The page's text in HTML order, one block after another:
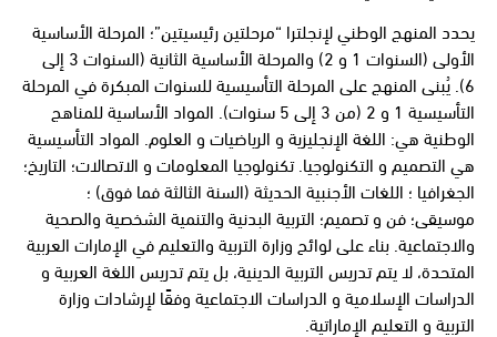
يحدد المنهج الوطني لإنجلترا “مرحلتين رئيسيتين”؛ المرحلة الأساسية
الأولى (السنوات 1 و 2) والمرحلة الأساسية الثانية (السنوات 3 إلى
6). يُبنى المنهج على المرحلة التأسيسية للسنوات المبكرة في المرحلة
التأسيسية 1 و 2 (من 3 إلى 5 سنوات). المواد الأساسية للمناهج
الوطنية هي: اللغة الإنجليزية و الرياضيات و العلوم. المواد التأسيسية
هي التصميم و التكنولوجيا. تكنولوجيا المعلومات و الاتصالات؛ التاريخ؛
الجغرافيا ؛ اللغات الأجنبية الحديثة (السنة الثالثة فما فوق) ؛
موسيقى؛ فن و تصميم؛ التربية البدنية والتنمية الشخصية والصحية
والاجتماعية. بناء على لوائح وزارة التربية والتعليم في الإمارات العربية
المتحدة، لا يتم تدريس التربية الدينية، بل يتم تدريس اللغة العربية و
الدراسات الإسلامية و الدراسات الاجتماعية وفقًا لإرشادات وزارة
التربية و التعليم الإماراتية.